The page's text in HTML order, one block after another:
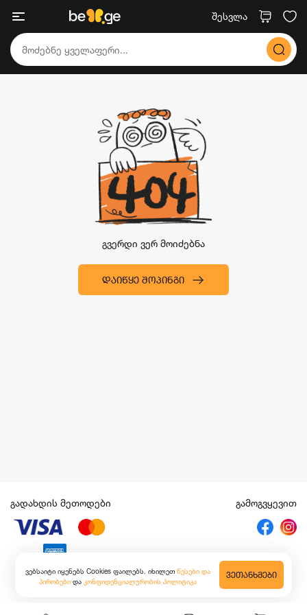
შესვლა
გვერდი ვერ მოიძებნა
ᲓᲐᲘᲬᲧᲔ ᲨᲝᲞᲘᲜᲒᲘ
ვებსაიტი იყენებს Cookies ფაილებს. იხილეთ წესები და
პირობები და კონფიდენციალურობის პოლიტიკა
ᲕᲔᲗᲐᲜᲮᲛᲔᲑᲘ
გადახდის მეთოდები გამოგვყევით